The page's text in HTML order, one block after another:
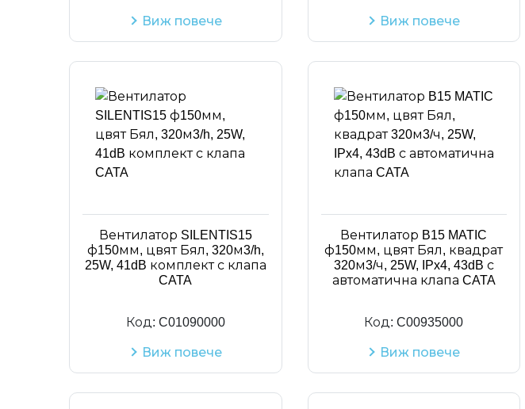
Виж повече Виж повече
Вентилатор SILENTIS15
ф150мм, цвят Бял, 320м3/h,
25W, 41dB комплект с клапа
CATA
Код: C01090000
Виж повече
Вентилатор B15 MATIC
ф150мм, цвят Бял, квадрат
320м3/ч, 25W, IPx4, 43dB с
автоматична клапа CATA
Код:C00935000
Виж повече